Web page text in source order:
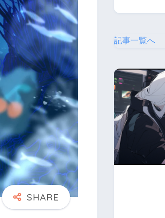
記事一覧へ